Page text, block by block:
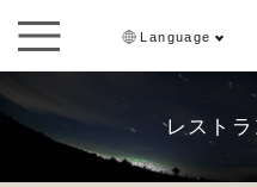
Language
レスト